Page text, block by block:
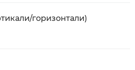
горизонтали)